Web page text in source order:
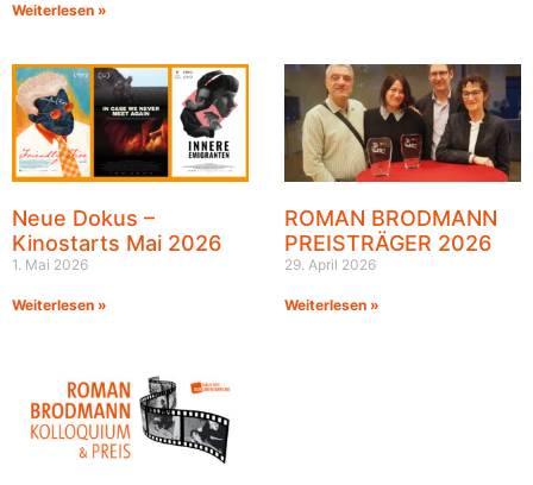
Weiterlesen »
Neue Dokus –
Kinostarts Mai 2026
1. Mai 2026
Weiterlesen »
ROMAN BRODMANN
PREISTRÄGER 2026
29. April 2026
Weiterlesen »